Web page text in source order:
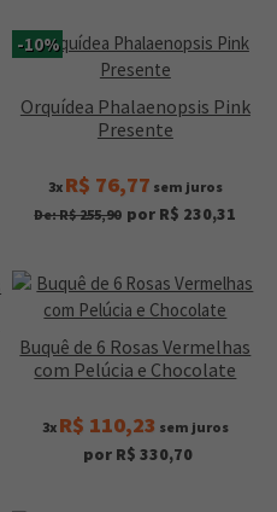
-10%
Orquídea Phalaenopsis Pink
Presente
3x R$ 76,77 sem juros
De: R$ 255,90 por R$ 230,31
Buquê de 6 Rosas Vermelhas
com Pelúcia e Chocolate
3x R$ 110,23 sem juros
por R$ 330,70